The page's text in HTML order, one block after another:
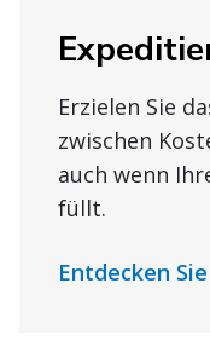
Erzielen Sie
zwischen
auch wenn
füllt.
Entdecken